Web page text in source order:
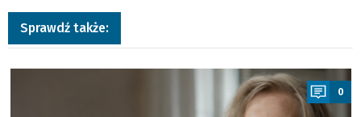
Sprawdź także:
a
0